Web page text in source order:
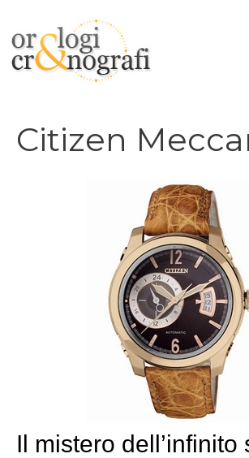
contenuto
Citizen
Il mistero dell’infinito